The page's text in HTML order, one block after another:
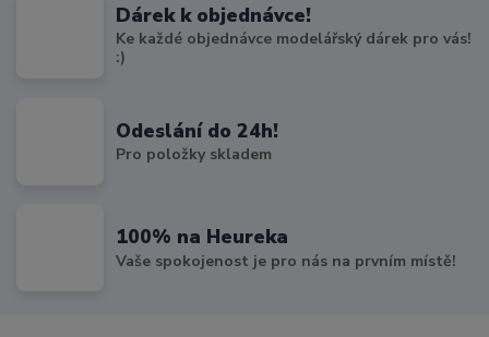
Dárek k objednávce!
Ke každé objednávce modelářský dárek pro vás!
:)
Odeslání do 24h!
Pro položky skladem
100% na Heureka
Vaše spokojenost je pro nás na prvním místě!